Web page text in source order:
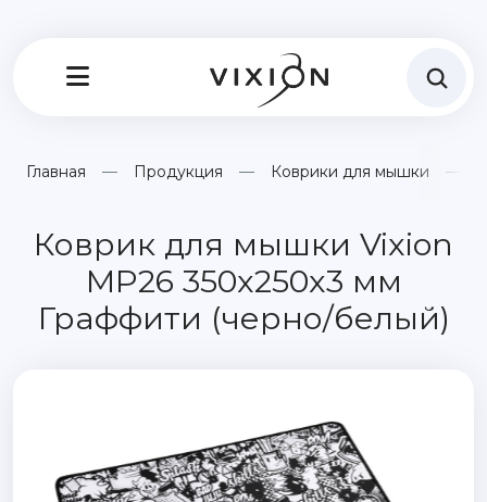
Главная Продукция Коврики для мышки
Коврик для мышки Vixion
MP26 350x250x3 мм
Граффити (черно/белый)